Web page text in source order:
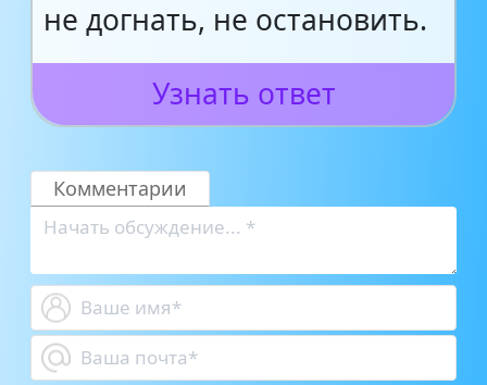
не догнать, не остановить.
Узнать ответ
Комментарии